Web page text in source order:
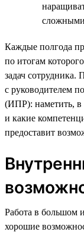
сложными
Каждые полгода
по итогам
задач
с руководителем
(ИПР): наметить, в
и какие
предоставит
Работа в большом
хорошие